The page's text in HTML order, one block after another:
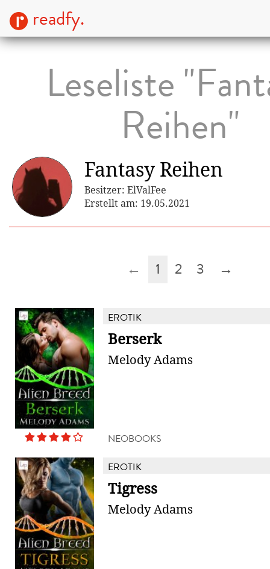
readfy.
Leseliste
Reihen"
Fantasy Reihen
Besitzer: ElValFee
Erstellt am: 19.05.2021
← 1 2 3 →
EROTIK
Berserk
Melody Adams
NEOBOOKS
EROTIK
Tigress
Melody Adams